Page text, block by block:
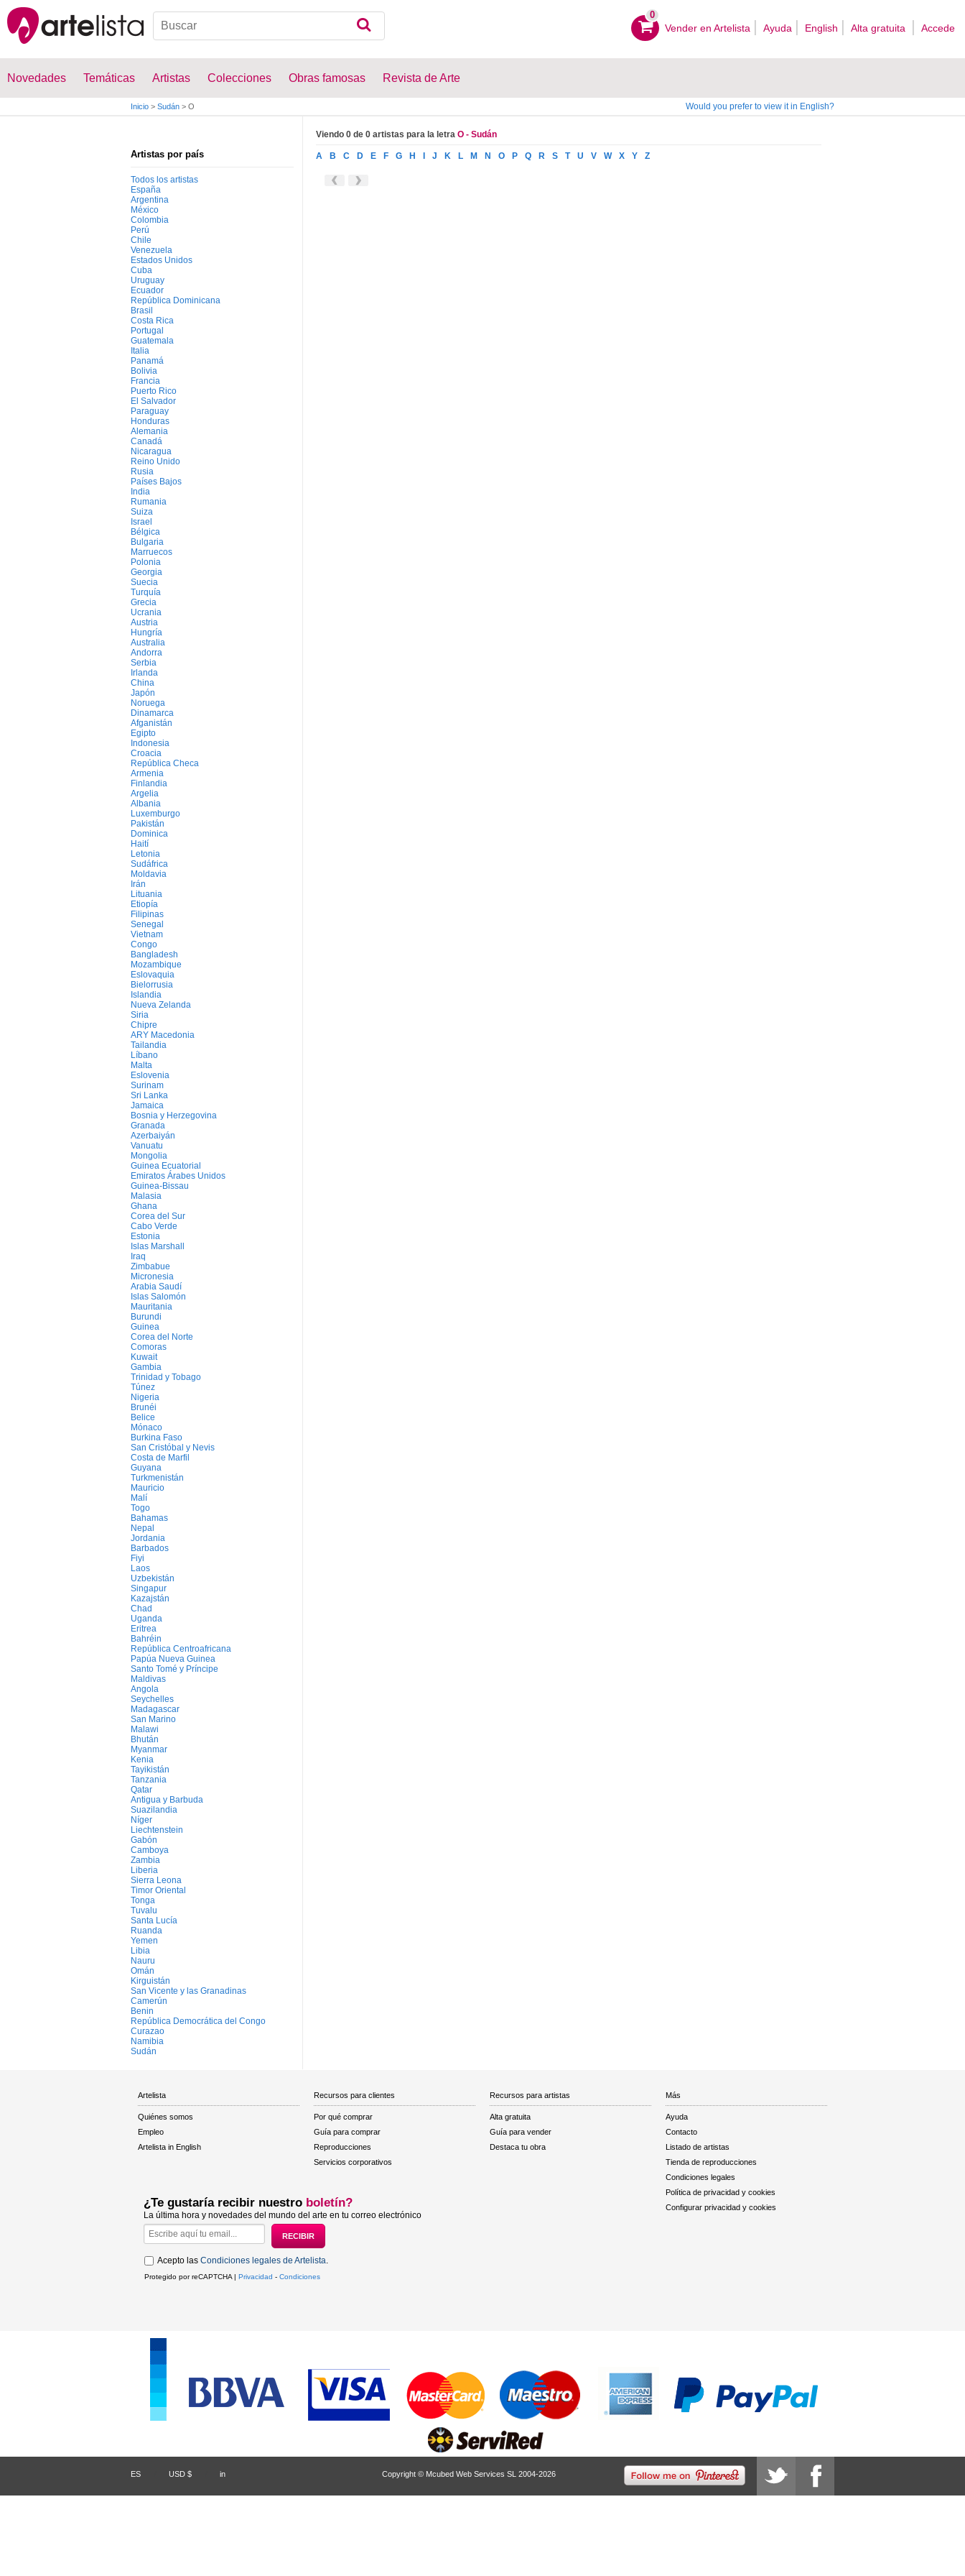
0
Vender en Artelista Ayuda English Alta gratuita Accede
Novedades Temáticas Artistas Colecciones Obras famosas Revista de Arte
Inicio > Sudán > O Would you prefer to view it in English?
Artistas por país
Todos los artistas
España
Argentina
México
Colombia
Perú
Chile
Venezuela
Estados Unidos
Cuba
Uruguay
Ecuador
República Dominicana
Brasil
Costa Rica
Portugal
Guatemala
Italia
Panamá
Bolivia
Francia
Puerto Rico
El Salvador
Paraguay
Honduras
Alemania
Canadá
Nicaragua
Reino Unido
Rusia
Países Bajos
India
Rumania
Suiza
Israel
Bélgica
Bulgaria
Marruecos
Polonia
Georgia
Suecia
Turquía
Grecia
Ucrania
Austria
Hungría
Australia
Andorra
Serbia
Irlanda
China
Japón
Noruega
Dinamarca
Afganistán
Egipto
Indonesia
Croacia
República Checa
Armenia
Finlandia
Argelia
Albania
Luxemburgo
Pakistán
Dominica
Haití
Letonia
Sudáfrica
Moldavia
Irán
Lituania
Etiopía
Filipinas
Senegal
Vietnam
Congo
Bangladesh
Mozambique
Eslovaquia
Bielorrusia
Islandia
Nueva Zelanda
Siria
Chipre
ARY Macedonia
Tailandia
Líbano
Malta
Eslovenia
Surinam
Sri Lanka
Jamaica
Bosnia y Herzegovina
Granada
Azerbaiyán
Vanuatu
Mongolia
Guinea Ecuatorial
Emiratos Árabes Unidos
Guinea-Bissau
Malasia
Ghana
Corea del Sur
Cabo Verde
Estonia
Islas Marshall
Iraq
Zimbabue
Micronesia
Arabia Saudí
Islas Salomón
Mauritania
Burundi
Guinea
Corea del Norte
Comoras
Kuwait
Gambia
Trinidad y Tobago
Túnez
Nigeria
Brunéi
Belice
Mónaco
Burkina Faso
San Cristóbal y Nevis
Costa de Marfil
Guyana
Turkmenistán
Mauricio
Malí
Togo
Bahamas
Nepal
Jordania
Barbados
Fiyi
Laos
Uzbekistán
Singapur
Kazajstán
Chad
Uganda
Eritrea
Bahréin
República Centroafricana
Papúa Nueva Guinea
Santo Tomé y Príncipe
Maldivas
Angola
Seychelles
Madagascar
San Marino
Malawi
Bhután
Myanmar
Kenia
Tayikistán
Tanzania
Qatar
Antigua y Barbuda
Suazilandia
Níger
Liechtenstein
Gabón
Camboya
Zambia
Liberia
Sierra Leona
Timor Oriental
Tonga
Tuvalu
Santa Lucía
Ruanda
Yemen
Libia
Nauru
Omán
Kirguistán
San Vicente y las Granadinas
Camerún
Benin
República Democrática del Congo
Curazao
Namibia
Sudán
Viendo 0 de 0 artistas para la letra O - Sudán
A B C D E F G H J K L M N O P Q R S T U V W X Y Z
Artelista
Quiénes somos
Empleo
Artelista in English
Recursos para clientes
Por qué comprar
Guía para comprar
Reproducciones
Servicios corporativos
Recursos para artistas
Alta gratuita
Guía para vender
Destaca tu obra
Más
Ayuda
Contacto
Listado de artistas
Tienda de reproducciones
Condiciones legales
Política de privacidad y cookies
Configurar privacidad y cookies
¿Te gustaría recibir nuestro boletín?
La última hora y novedades del mundo del arte en tu correo electrónico
Acepto las Condiciones legales de Artelista.
Protegido por reCAPTCHA | Privacidad - Condiciones
ES USD $ in Copyright © Mcubed Web Services SL 2004-2026